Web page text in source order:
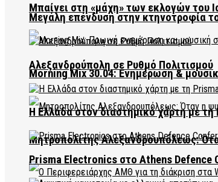
Μπαίνει στη «μάχη» των εκλογών του
Morning Mix 30.04: Ενημέρωση &
Μητροπολίτης Αλεξανδρουπόλεως:
Μεγάλη επένδυση στην κτηνοτροφία
Αλεξανδρούπολη σε Ρυθμό Πολιτισμού
Η Ελλάδα στον διαστημικό χάρτη με
Prisma Electronics στο Athens Defence